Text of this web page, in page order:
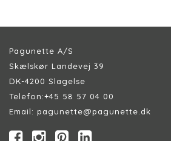
Pagunette A/S
Skælskør Landevej 39
DK-4200 Slagelse
Telefon:+45 58 57 04 00
Email: pagunette@pagunette.dk